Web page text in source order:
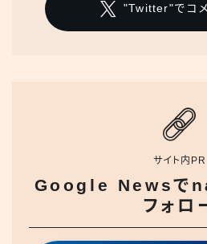
"Twitter"でコ
サイト内PR
Google Newsで
フォロ